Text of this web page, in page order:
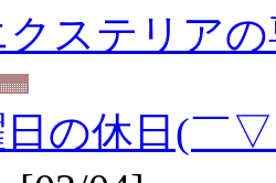
クステリア
日の休日(￣